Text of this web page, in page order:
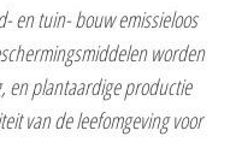
en tuin- bouw emissieloos
worden
en plantaardige productie
van de leefomgeving voor